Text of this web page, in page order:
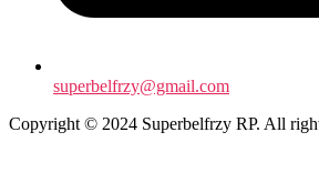
superbelfrzy@gmail.com
Copyright © 2024 Superbelfrzy RP. All